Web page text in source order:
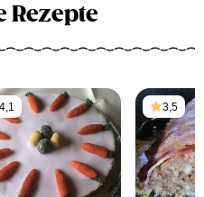
4,1 3,5